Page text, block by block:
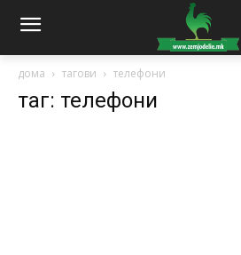
дома тагови телефони
таг: телефони